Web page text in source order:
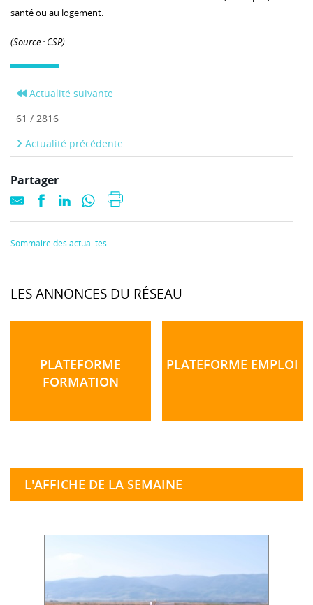
santé ou au logement.
(Source : CSP)
Actualité suivante
61 / 2816
Actualité précédente
Partager
Sommaire des actualités
LES ANNONCES DU RÉSEAU
PLATEFORME
FORMATION
PLATEFORME EMPLOI
L'AFFICHE DE LA SEMAINE